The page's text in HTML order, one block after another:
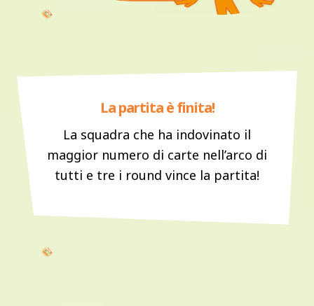
La partita è finita!
La squadra che ha indovinato il
maggior numero di carte nell’arco di
tutti e tre i round vince la partita!